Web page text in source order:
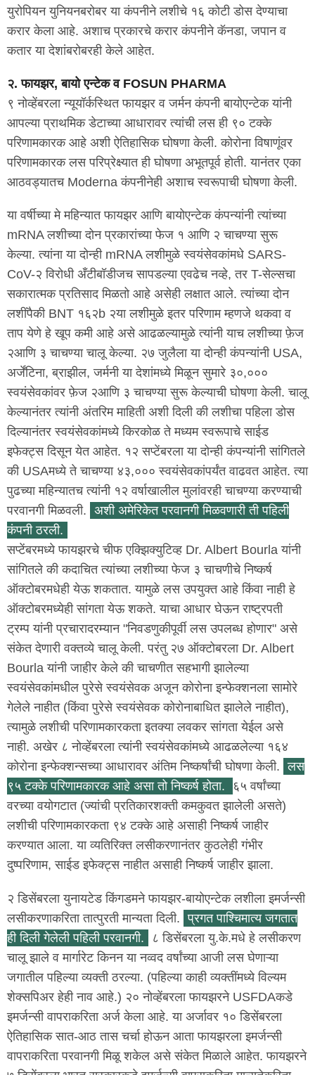
युरोपियन युनियनबरोबर या कंपनीने लशीचे १६ कोटी डोस देण्याचा
करार केला आहे. अशाच प्रकारचे करार कंपनीने कॅनडा, जपान व
कतार या देशांबरोबरही केले आहेत.
२. फायझर, बायो एन्टेक व FOSUN PHARMA
९ नोव्हेंबरला न्यूयॉर्कस्थित फायझर व जर्मन कंपनी बायोएन्टेक यांनी
आपल्या प्राथमिक डेटाच्या आधारावर त्यांची लस ही ९० टक्के
परिणामकारक आहे अशी ऐतिहासिक घोषणा केली. कोरोना विषाणूंवर
परिणामकारक लस परिप्रेक्ष्यात ही घोषणा अभूतपूर्व होती. यानंतर एका
आठवड्यातच Moderna कंपनीनेही अशाच स्वरूपाची घोषणा केली.
या वर्षीच्या मे महिन्यात फायझर आणि बायोएन्टेक कंपन्यांनी त्यांच्या
mRNA लशीच्या दोन प्रकारांच्या फेज १ आणि २ चाचण्या सुरू
केल्या. त्यांना या दोन्ही mRNA लशीमुळे स्वयंसेवकांमधे SARS-
CoV-२ विरोधी अँटीबॉडीजच सापडल्या एवढेच नव्हे, तर T-सेल्सचा
सकारात्मक प्रतिसाद मिळतो आहे असेही लक्षात आले. त्यांच्या दोन
लशींपैकी BNT १६२b २या लशीमुळे इतर परिणाम म्हणजे थकवा व
ताप येणे हे खूप कमी आहे असे आढळल्यामुळे त्यांनी याच लशीच्या फ़ेज
२आणि ३ चाचण्या चालू केल्या. २७ जुलैला या दोन्ही कंपन्यांनी USA,
अर्जेंटिना, ब्राझील, जर्मनी या देशांमध्ये मिळून सुमारे ३०,०००
स्वयंसेवकांवर फ़ेज २आणि ३ चाचण्या सुरू केल्याची घोषणा केली. चालू
केल्यानंतर त्यांनी अंतरिम माहिती अशी दिली की लशीचा पहिला डोस
दिल्यानंतर स्वयंसेवकांमध्ये किरकोळ ते मध्यम स्वरूपाचे साईड
इफेक्ट्स दिसून येत आहेत. १२ सप्टेंबरला या दोन्ही कंपन्यांनी सांगितले
की USAमध्ये ते चाचण्या ४३,००० स्वयंसेवकांपर्यंत वाढवत आहेत. त्या
पुढच्या महिन्यातच त्यांनी १२ वर्षाखालील मुलांवरही चाचण्या करण्याची
परवानगी मिळवली. अशी अमेरिकेत परवानगी मिळवणारी ती पहिली
कंपनी ठरली.
सप्टेंबरमध्ये फायझरचे चीफ एक्झिक्युटिव्ह Dr. Albert Bourla यांनी
सांगितले की कदाचित त्यांच्या लशीच्या फेज ३ चाचणीचे निष्कर्ष
ऑक्टोबरमधेही येऊ शकतात. यामुळे लस उपयुक्त आहे किंवा नाही हे
ऑक्टोबरमध्येही सांगता येऊ शकते. याचा आधार घेऊन राष्ट्रपती
ट्रम्प यांनी प्रचारादरम्यान "निवडणुकीपूर्वी लस उपलब्ध होणार" असे
संकेत देणारी वक्तव्ये चालू केली. परंतु २७ ऑक्टोबरला Dr. Albert
Bourla यांनी जाहीर केले की चाचणीत सहभागी झालेल्या
स्वयंसेवकांमधील पुरेसे स्वयंसेवक अजून कोरोना इन्फेक्शनला सामोरे
गेलेले नाहीत (किंवा पुरेसे स्वयंसेवक कोरोनाबाधित झालेले नाहीत),
त्यामुळे लशीची परिणामकारकता इतक्या लवकर सांगता येईल असे
नाही. अखेर ८ नोव्हेंबरला त्यांनी स्वयंसेवकांमध्ये आढळलेल्या १६४
कोरोना इन्फेक्शन्सच्या आधारावर अंतिम निष्कर्षांची घोषणा केली. लस
९५ टक्के परिणामकारक आहे असा तो निष्कर्ष होता.
६५ वर्षांच्या
वरच्या वयोगटात (ज्यांची प्रतिकारशक्ती कमकुवत झालेली असते)
लशीची परिणामकारकता ९४ टक्के आहे असाही निष्कर्ष जाहीर
करण्यात आला. या व्यतिरिक्त लसीकरणानंतर कुठलेही गंभीर
दुष्परिणाम, साईड इफेक्ट्स नाहीत असाही निष्कर्ष जाहीर झाला.
२ डिसेंबरला युनायटेड किंगडमने फायझर-बायोएन्टेक लशीला इमर्जन्सी
लसीकरणाकरिता तात्पुरती मान्यता दिली. प्रगत पाश्चिमात्य जगतात
ही दिली गेलेली पहिली परवानगी.
८ डिसेंबरला यु.के.मधे हे लसीकरण
चालू झाले व मार्गारेट किनन या नव्वद वर्षांच्या आजी लस घेणाऱ्या
जगातील पहिल्या व्यक्ती ठरल्या. (पहिल्या काही व्यक्तींमध्ये विल्यम
शेक्सपिअर हेही नाव आहे.) २० नोव्हेंबरला फायझरने USFDAकडे
इमर्जन्सी वापराकरिता अर्ज केला आहे. या अर्जावर १० डिसेंबरला
ऐतिहासिक सात-आठ तास चर्चा होऊन आता फायझरला इमर्जन्सी
वापराकरिता परवानगी मिळू शकेल असे संकेत मिळाले आहेत. फायझरने